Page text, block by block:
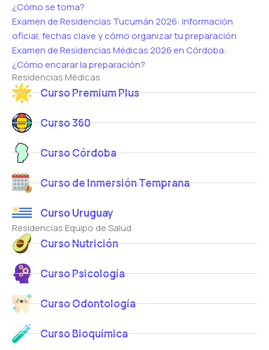
¿Cómo se toma?
Examen de Residencias Tucumán 2026: información
oficial, fechas clave y cómo organizar tu preparación
Examen de Residencias Médicas 2026 en Córdoba:
¿Cómo encarar la preparación?
Residencias Médicas
Curso Premium Plus
Curso 360
Curso Córdoba
Curso de Inmersión Temprana
Curso Uruguay
Residencias Equipo de Salud
Curso Nutrición
Curso Psicología
Curso Odontología
Curso Bioquímica